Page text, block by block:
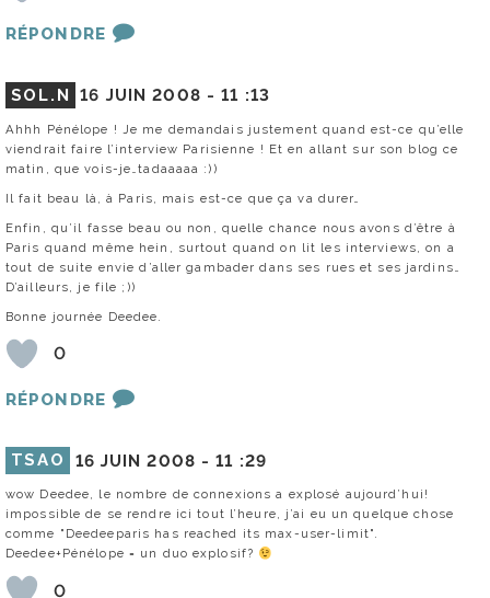
RÉPONDRE
SOL.N 16 JUIN 2008 -11 :13
Ahhh Pénélope ! Je me demandais justement quand est-ce qu’elle
viendrait faire l’interview Parisienne ! Et en allant sur son blog ce
matin, que vois-je…tadaaaaa :))
Il fait beau là, à Paris, mais est-ce que ça va durer…
Enfin, qu’il fasse beau ou non, quelle chance nous avons d’être à
Paris quand même hein, surtout quand on lit les interviews, on a
tout de suite envie d’aller gambader dans ses rues et ses jardins…
D’ailleurs, je file ;))
Bonne journée Deedee.
0
RÉPONDRE
TSAO 16 JUIN 2008 -11 :29
wow Deedee, le nombre de connexions a explosé aujourd’hui!
impossible de se rendre ici tout l’heure, j’ai eu un quelque chose
comme "Deedeeparis has reached its max-user-limit".
Deedee+Pénélope = un duo explosif?
0